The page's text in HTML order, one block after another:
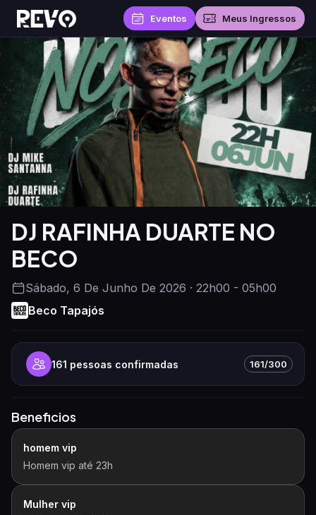
Eventos Meus Ingressos
DJ RAFINHA DUARTE NO
BECO
Sábado, 6 De Junho De 2026 · 22h00 - 05h00
Beco Tapajós
161 pessoas confirmadas 161/300
Beneficios
homem vip
Homem vip até 23h
Mulher vip